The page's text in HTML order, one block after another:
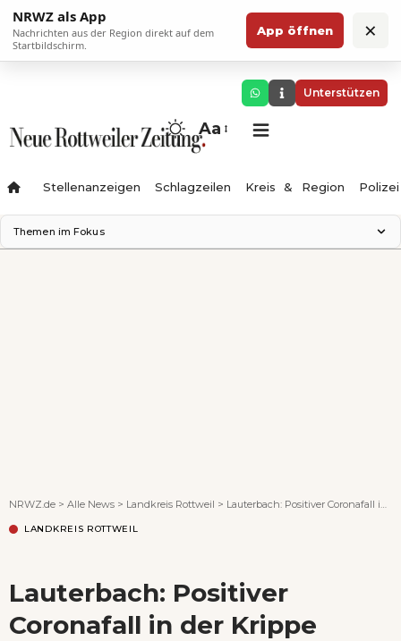
NRWZ als App
Nachrichten aus der Region direkt auf dem
Startbildschirm.
App öffnen ×
Unterstützen
Aa
Stellenanzeigen Schlagzeilen Kreis & Region Polizei
Themen im Fokus
NRWZ.de > Alle News > Landkreis Rottweil > Lauterbach: Positiver Coronafall in der Krippe
LANDKREIS ROTTWEIL
Lauterbach: Positiver
Coronafall in der Krippe